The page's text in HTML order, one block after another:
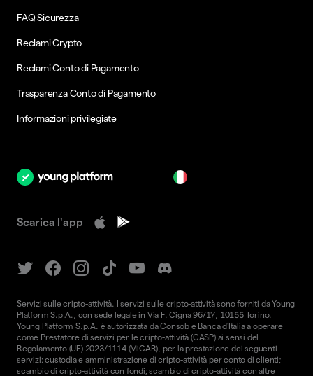
FAQ Sicurezza
Reclami Crypto
Reclami Conto di Pagamento
Trasparenza Conto di Pagamento
Informazioni privilegiate
Scarica l'app
Servizi sulle cripto-attività. I servizi sulle cripto-attività sono forniti da Young
Platform S.p.A., con sede legale in Via F. Cigna 96/17, 10155 Torino.
Young Platform S.p.A. è autorizzata da Consob e Banca d'Italia a operare
come Prestatore di servizi per le cripto-attività (CASP) ai sensi del
Regolamento (UE) 2023/1114 (MiCAR), per la prestazione dei seguenti
servizi: custodia e amministrazione di cripto-attività per conto di clienti;
scambio di cripto-attività con fondi; scambio di cripto-attività con altre